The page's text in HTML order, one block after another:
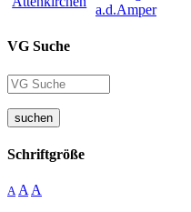
VG Suche
suchen
Schriftgröße
A A A